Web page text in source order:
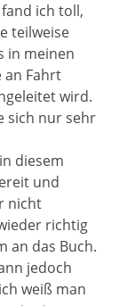
ich toll,
teilweise
in meinen
an Fahrt
wird.
sich nur sehr
diesem
und
nicht
richtig
an das Buch.
jedoch
weiß man